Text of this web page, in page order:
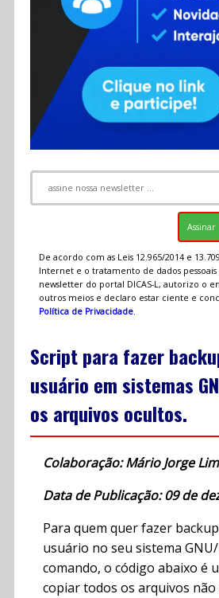
De acordo com as Leis 12.965/2014 e
Internet e o tratamento de dados
newsletter do portal DICAS-L, autorizo o
outros meios e declaro estar ciente e
Política de Privacidade.
Script para fazer
usuário em sistemas
os arquivos ocultos.
Colaboração: Mário Jorge
Data de Publicação: 09 de
Para quem quer fazer
usuário no seu sistema
comando, o código abaixo é
copiar todos os arquivos